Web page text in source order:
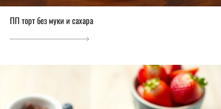
ПП торт без муки и сахара